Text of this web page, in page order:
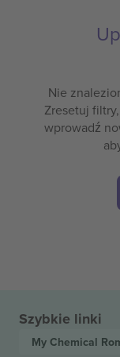
Nie
Zresetuj
wprowadź
Szybkie linki
My Chemical